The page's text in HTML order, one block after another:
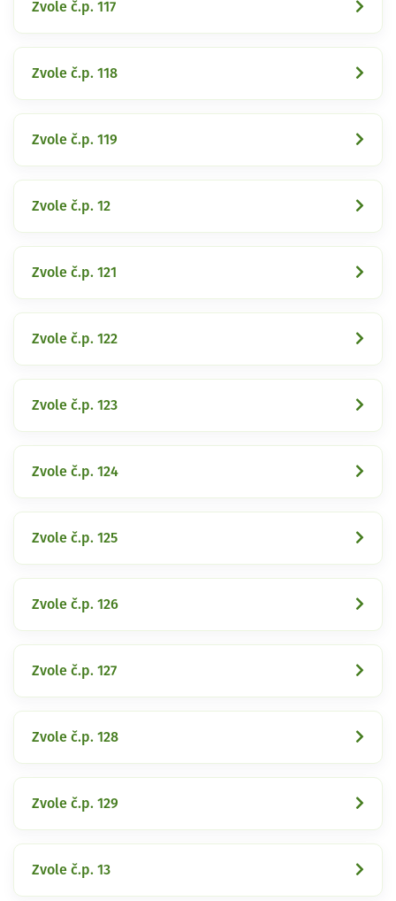
Zvole č.p. 117
Zvole č.p. 118
Zvole č.p. 119
Zvole č.p. 12
Zvole č.p. 121
Zvole č.p. 122
Zvole č.p. 123
Zvole č.p. 124
Zvole č.p. 125
Zvole č.p. 126
Zvole č.p. 127
Zvole č.p. 128
Zvole č.p. 129
Zvole č.p. 13